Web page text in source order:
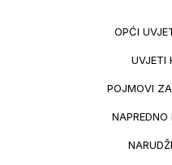
OPĆI
UVJETI
POJMOVI
NAPREDNO